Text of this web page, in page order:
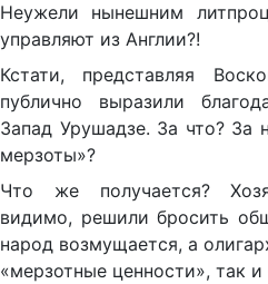
Неужели нынешним
управляют из Англии?!
Кстати, представляя
публично выразили
Запад Урушадзе. За что? За
мерзоты»?
Что же получается?
видимо, решили бросить
народ возмущается, а
«мерзотные ценности», так и